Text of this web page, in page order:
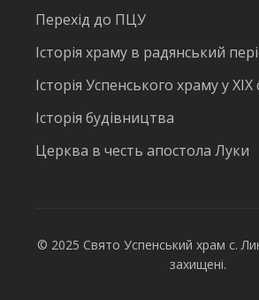
Перехід до ПЦУ
Історія храму в радянський
Історія Успенського храму у ХІХ
Історія будівництва
Церква в честь апостола Луки
© 2025 Свято Успенський храм с.
захищені.